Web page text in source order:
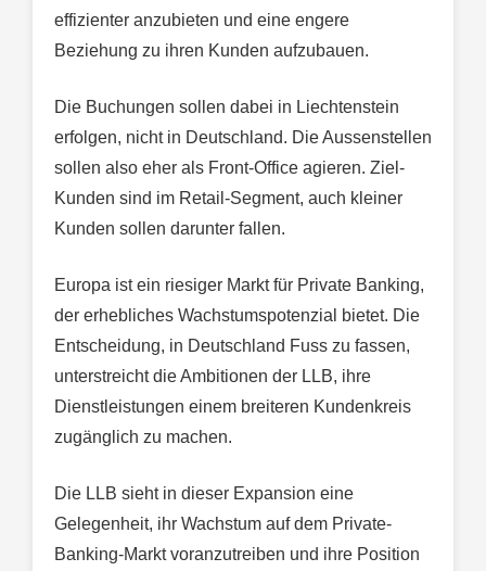
effizienter anzubieten und eine engere
Beziehung zu ihren Kunden aufzubauen.
Die Buchungen sollen dabei in Liechtenstein
erfolgen, nicht in Deutschland. Die Aussenstellen
sollen also eher als Front-Office agieren. Ziel-
Kunden sind im Retail-Segment, auch kleiner
Kunden sollen darunter fallen.
Europa ist ein riesiger Markt für Private Banking,
der erhebliches Wachstumspotenzial bietet. Die
Entscheidung, in Deutschland Fuss zu fassen,
unterstreicht die Ambitionen der LLB, ihre
Dienstleistungen einem breiteren Kundenkreis
zugänglich zu machen.
Die LLB sieht in dieser Expansion eine
Gelegenheit, ihr Wachstum auf dem Private-
Banking-Markt voranzutreiben und ihre Position